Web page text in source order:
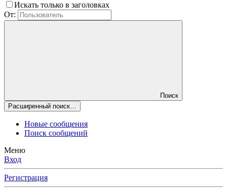
Искать только в заголовках
От:
Поиск
Расширенный поиск…
Новые сообщения
Поиск сообщений
Меню
Вход
Регистрация